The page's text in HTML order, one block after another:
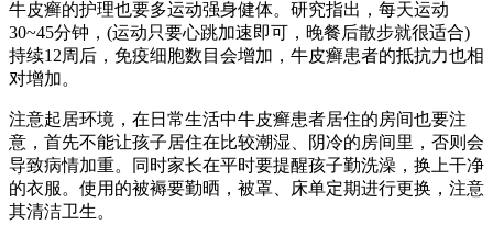
牛皮癣的护理也要多运动强身健体。研究指出，每天运动
30~45分钟，(运动只要心跳加速即可，晚餐后散步就很适合)
持续12周后，免疫细胞数目会增加，牛皮癣患者的抵抗力也相
对增加。
注意起居环境，在日常生活中牛皮癣患者居住的房间也要注
意，首先不能让孩子居住在比较潮湿、阴冷的房间里，否则会
导致病情加重。同时家长在平时要提醒孩子勤洗澡，换上干净
的衣服。使用的被褥要勤晒，被罩、床单定期进行更换，注意
其清洁卫生。